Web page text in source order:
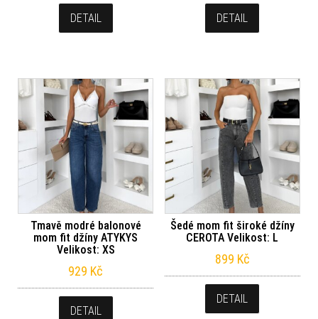
DETAIL DETAIL
Tmavě modré balonové
mom fit džíny ATYKYS
Velikost: XS
929 Kč
DETAIL
Šedé mom fit široké džíny
CEROTA Velikost: L
899 Kč
DETAIL